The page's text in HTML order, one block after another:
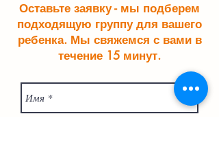
Оставьте заявку - мы подберем
подходящую группу для вашего
ребенка. Мы свяжемся с вами в
течение 15 минут.